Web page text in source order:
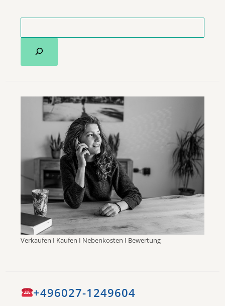
Verkaufen I Kaufen I Nebenkosten I Bewertung
+496027-1249604